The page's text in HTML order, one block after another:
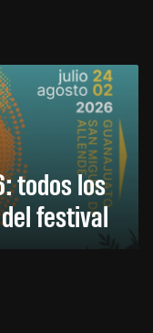
todos los
festival